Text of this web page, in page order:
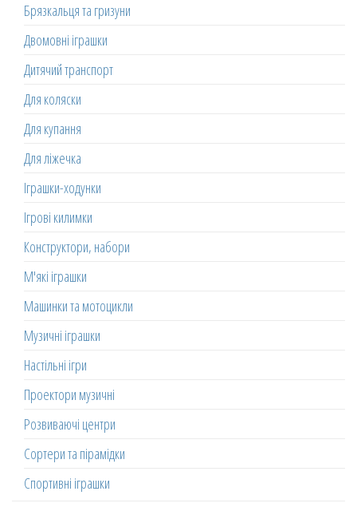
Брязкальця та гризуни
Двомовні іграшки
Дитячий транспорт
Для коляски
Для купання
Для ліжечка
Іграшки-ходунки
Ігрові килимки
Конструктори, набори
М'які іграшки
Машинки та мотоцикли
Музичні іграшки
Настільні ігри
Проектори музичні
Розвиваючі центри
Сортери та пірамідки
Спортивні іграшки